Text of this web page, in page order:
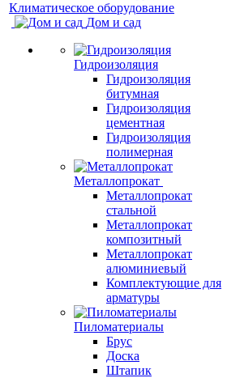
Климатическое оборудование
Дом и сад
Гидроизоляция
Гидроизоляция
битумная
Гидроизоляция
цементная
Гидроизоляция
полимерная
Металлопрокат
Металлопрокат
стальной
Металлопрокат
композитный
Металлопрокат
алюминиевый
Комплектующие для
арматуры
Пиломатериалы
Брус
Доска
Штапик